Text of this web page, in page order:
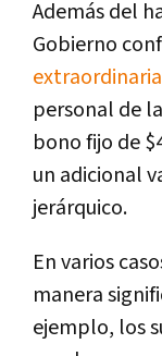
Además del
Gobierno
personal de
bono fijo de
un adicional
jerárquico.
En varios
manera
ejemplo, los